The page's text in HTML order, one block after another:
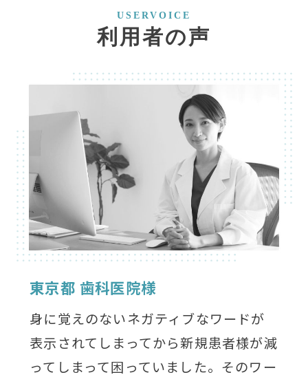
USERVOICE
利用者の声
東京都 歯科医院様
身に覚えのないネガティブなワードが
表示されてしまってから新規患者様が減
ってしまって困っていました。そのワー